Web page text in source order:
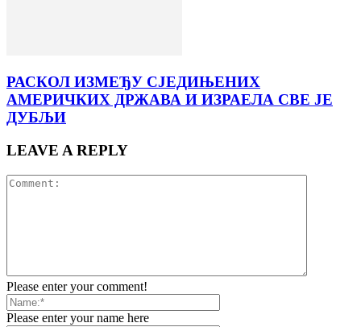
РАСКОЛ ИЗМЕЂУ СЈЕДИЊЕНИХ
АМЕРИЧКИХ ДРЖАВА И ИЗРАЕЛА СВЕ ЈЕ
ДУБЉИ
LEAVE A REPLY
Please enter your comment!
Please enter your name here